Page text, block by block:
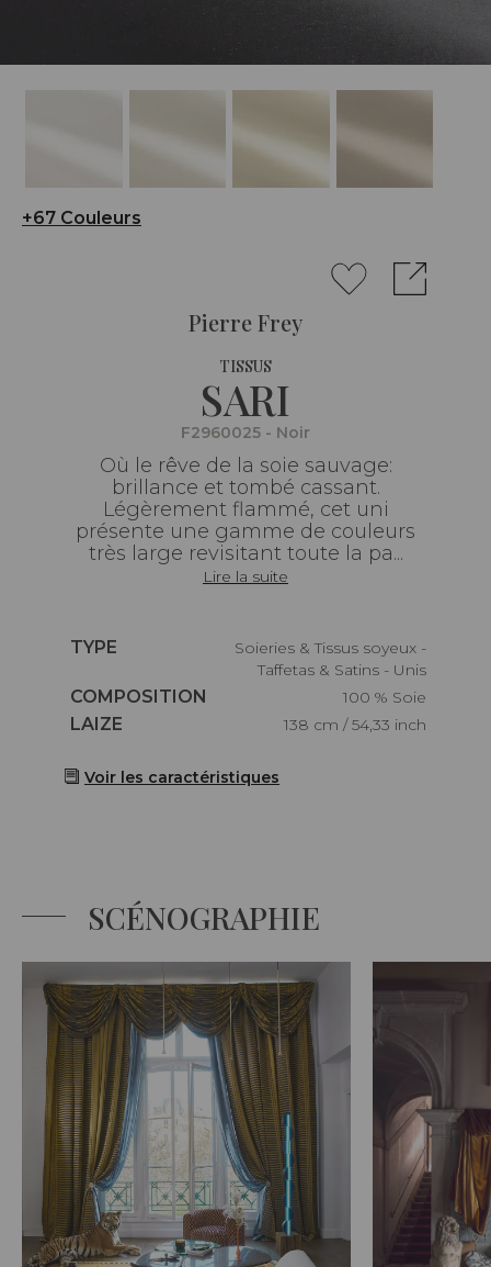
+67 Couleurs
Pierre Frey
TISSUS
SARI
F2960025 - Noir
Où le rêve de la soie sauvage:
brillance et tombé cassant.
Légèrement flammé, cet uni
présente une gamme de couleurs
très large revisitant toute la pa...
Lire la suite
Caractéristiques
TYPE
Soieries & Tissus soyeux -
Taffetas & Satins - Unis
Caractéristiques
COMPOSITION
100 % Soie
Caractéristiques
LAIZE 138 cm / 54,33 inch
Voir les caractéristiques
SCÉNOGRAPHIE